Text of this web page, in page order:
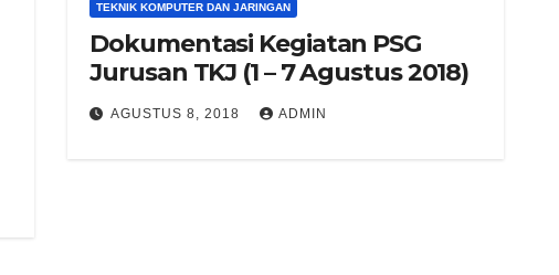
TEKNIK KOMPUTER DAN JARINGAN
Dokumentasi Kegiatan PSG
Jurusan TKJ (1 – 7 Agustus 2018)
AGUSTUS 8, 2018 ADMIN